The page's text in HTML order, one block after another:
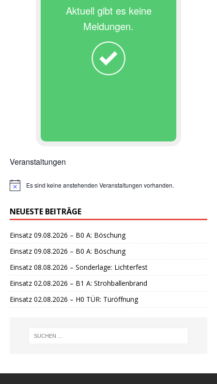
Aktuell gibt es keine
Meldungen.
Veranstaltungen
H
w
e
s
Es sind keine anstehenden Veranstaltungen vorhanden.
NEUESTE BEITRÄGE
Einsatz 09.08.2026 – B0 A: Böschung
Einsatz 09.08.2026 – B0 A: Böschung
Einsatz 08.08.2026 – Sonderlage: Lichterfest
Einsatz 02.08.2026 – B1 A: Strohballenbrand
Einsatz 02.08.2026 – H0 TÜR: Türöffnung